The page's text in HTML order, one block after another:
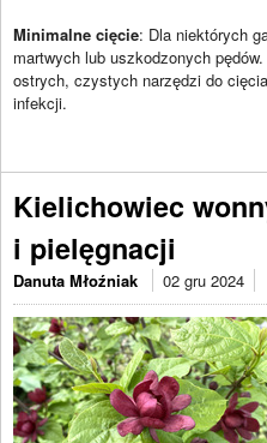
Minimalne cięcie: Dla niektórych
martwych lub uszkodzonych pędów.
ostrych, czystych narzędzi do
infekcji.
Kielichowiec
i pielęgnacji
Danuta Młoźniak 02 gru 2024